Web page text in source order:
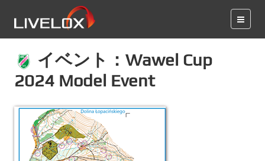
イベント：Wawel Cup
2024 Model Event